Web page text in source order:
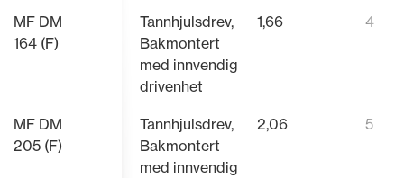
Tannhjulsdrev,
Bakmontert
med innvendig
drivenhet
1,66 4
Tannhjulsdrev,
Bakmontert
med innvendig
2,06 5
MF DM
164 (F)
MF DM
205 (F)